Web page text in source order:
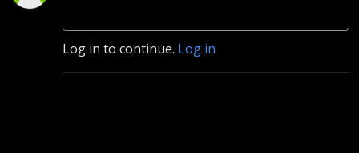
Log in to continue. Log in